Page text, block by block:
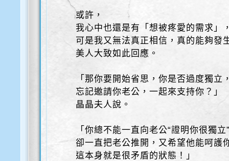
或許，
我心中也還是有「想被疼愛的需求」
可是我又無法真正相信，真的能夠發
美人大致如此回應。
「那你要開始省思，你是否過度獨立
忘記邀請你老公，一起來支持你？」
晶晶夫人說。
「你總不能一直向老公“證明你很獨立
卻一直把老公推開，又希望他能呵護
這本身就是很矛盾的狀態！」